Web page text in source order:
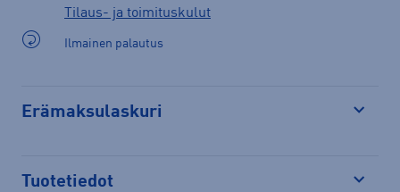
Tilaus- ja toimituskulut
Ilmainen palautus
Erämaksulaskuri
Tuotetiedot